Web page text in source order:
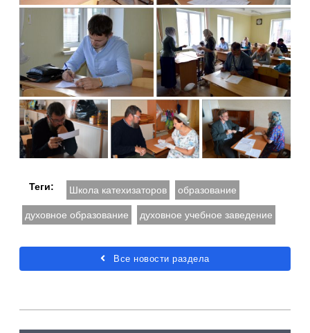
Теги: Школа катехизаторов образование
духовное образование духовное учебное заведение
Все новости раздела